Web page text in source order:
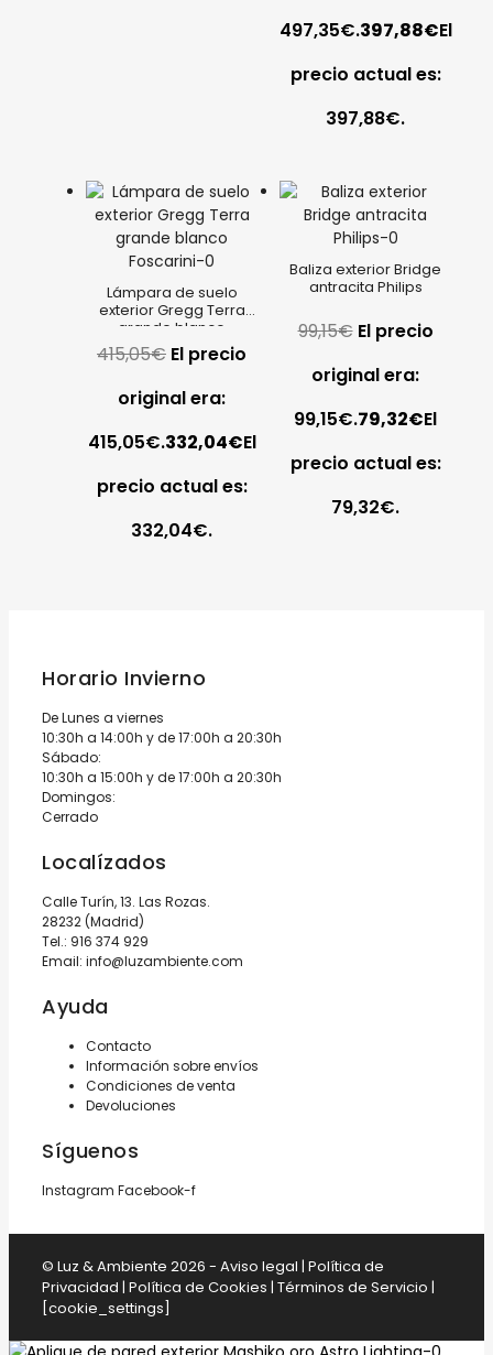
497,35€.397,88€El
precio actual es:
397,88€.
Lámpara de suelo
exterior Gregg Terra
grande blanco
Foscarini
415,05€ El precio
original era:
415,05€.332,04€El
precio actual es:
332,04€.
Baliza exterior Bridge
antracita Philips
99,15€ El precio
original era:
99,15€.79,32€El
precio actual es:
79,32€.
Horario Invierno
De Lunes a viernes
10:30h a 14:00h y de 17:00h a 20:30h
Sábado:
10:30h a 15:00h y de 17:00h a 20:30h
Domingos:
Cerrado
Localízados
Calle Turín, 13. Las Rozas.
28232 (Madrid)
Tel.: 916 374 929
Email: info@luzambiente.com
Ayuda
Contacto
Información sobre envíos
Condiciones de venta
Devoluciones
Síguenos
Instagram Facebook-f
© Luz & Ambiente 2026 - Aviso legal | Política de
Privacidad | Política de Cookies | Términos de Servicio |
[cookie_settings]